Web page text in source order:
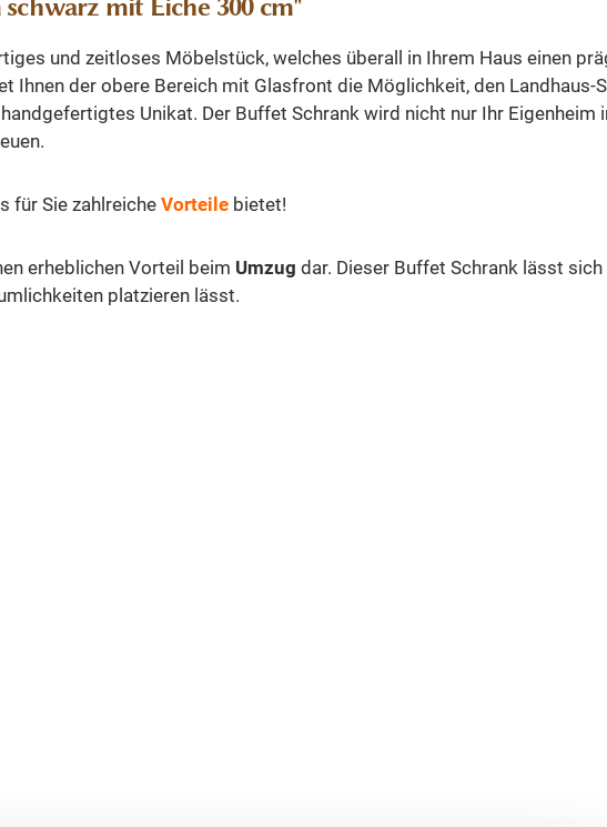
mit Eiche 300 cm"
und zeitloses Möbelstück, welches überall in Ihrem Haus einen
Ihnen der obere Bereich mit Glasfront die Möglichkeit, den
Unikat. Der Buffet Schrank wird nicht nur Ihr Eigenheim
für Sie zahlreicheVorteile bietet!
erheblichen Vorteil beim Umzug dar. Dieser Buffet Schrank lässt
platzieren lässt.